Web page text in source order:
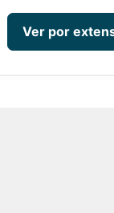
Ver por